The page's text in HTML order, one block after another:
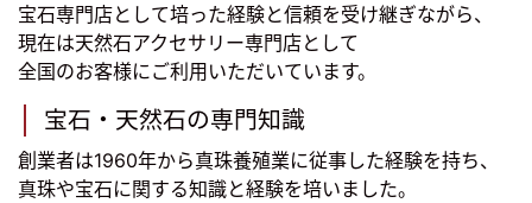
宝石専門店として培った経験と信頼を受け継ぎながら、
現在は天然石アクセサリー専門店として
全国のお客様にご利用いただいています。
宝石・天然石の専門知識
創業者は1960年から真珠養殖業に従事した経験を持ち、
真珠や宝石に関する知識と経験を培いました。